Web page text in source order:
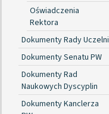
Oświadczenia
Rektora
Dokumenty Rady Uczelni
Dokumenty Senatu PW
Dokumenty Rad
Naukowych Dyscyplin
Dokumenty Kanclerza